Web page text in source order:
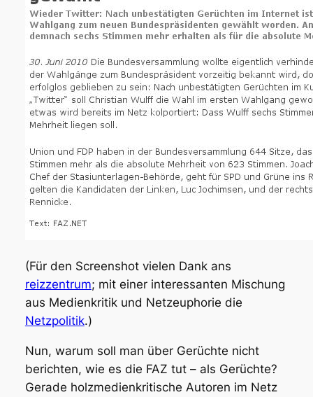
(Für den Screenshot vielen Dank ans
reizzentrum; mit einer interessanten Mischung
aus Medienkritik und Netzeuphorie die
Netzpolitik.)
Nun, warum soll man über Gerüchte nicht
berichten, wie es die FAZ tut – als Gerüchte?
Gerade holzmedienkritische Autoren im Netz